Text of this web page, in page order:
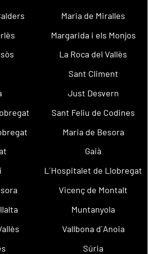
Maria de Miralles
Margarida i els Monjos
La Roca del Vallès
Sant Climent
Just Desvern
Sant Feliu de Codines
Maria de Besora
Gaià
L´Hospitalet de Llobregat
Vicenç de Montalt
Muntanyola
Vallbona d´Anoia
Súria